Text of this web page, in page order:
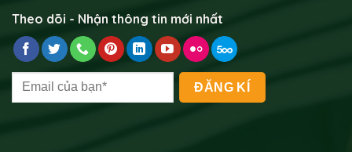
Theo dõi - Nhận thông tin mới nhất